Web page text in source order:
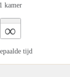
1 kamer
∞
tijd